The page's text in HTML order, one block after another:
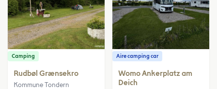
Camping
Rudbøl Grænsekro
Kommune Tondern
Aire camping car
Womo Ankerplatz am
Deich